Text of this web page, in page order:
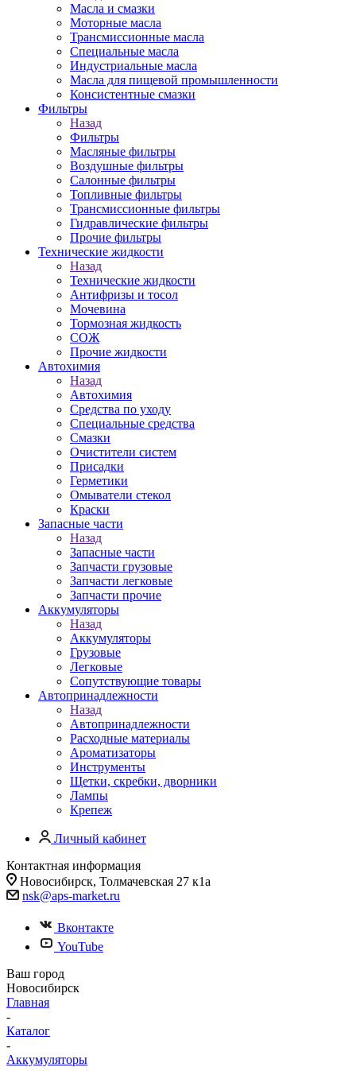
Масла и смазки
Моторные масла
Трансмиссионные масла
Специальные масла
Индустриальные масла
Масла для пищевой промышленности
Консистентные смазки
Фильтры
Назад
Фильтры
Масляные фильтры
Воздушные фильтры
Салонные фильтры
Топливные фильтры
Трансмиссионные фильтры
Гидравлические фильтры
Прочие фильтры
Технические жидкости
Назад
Технические жидкости
Антифризы и тосол
Мочевина
Тормозная жидкость
СОЖ
Прочие жидкости
Автохимия
Назад
Автохимия
Средства по уходу
Специальные средства
Смазки
Очистители систем
Присадки
Герметики
Омыватели стекол
Краски
Запасные части
Назад
Запасные части
Запчасти грузовые
Запчасти легковые
Запчасти прочие
Аккумуляторы
Назад
Аккумуляторы
Грузовые
Легковые
Сопутствующие товары
Автопринадлежности
Назад
Автопринадлежности
Расходные материалы
Ароматизаторы
Инструменты
Щетки, скребки, дворники
Лампы
Крепеж
Личный кабинет
Контактная информация
Новосибирск, Толмачевская 27 к1а
nsk@aps-market.ru
Вконтакте
YouTube
Ваш город
Новосибирск
Главная
-
Каталог
-
Аккумуляторы